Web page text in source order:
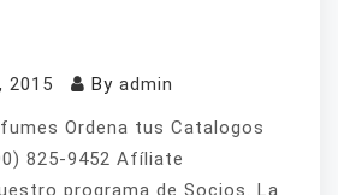
2015 By admin
Ordena tus Catalogos
825-9452 Afíliate
programa de Socios. La